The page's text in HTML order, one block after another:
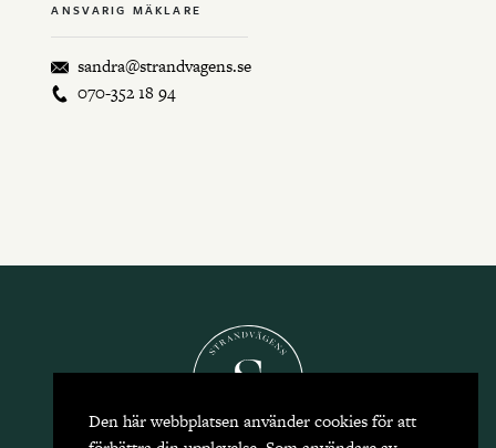
Den här webbplatsen använder cookies för att
ANSVARIG MÄKLARE
sandra@strandvagens.se
070-352 18 94